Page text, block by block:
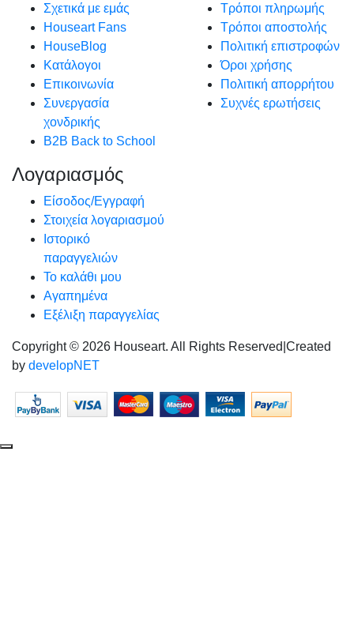
Σχετικά με εμάς
Houseart Fans
HouseBlog
Κατάλογοι
Επικοινωνία
Συνεργασία
χονδρικής
B2B Back to School
Τρόποι πληρωμής
Τρόποι αποστολής
Πολιτική επιστροφών
Όροι χρήσης
Πολιτική απορρήτου
Συχνές ερωτήσεις
Λογαριασμός
Είσοδος/Εγγραφή
Στοιχεία λογαριασμού
Ιστορικό
παραγγελιών
Το καλάθι μου
Αγαπημένα
Εξέλιξη παραγγελίας
Copyright © 2026 Houseart. All Rights Reserved Created
by developNET